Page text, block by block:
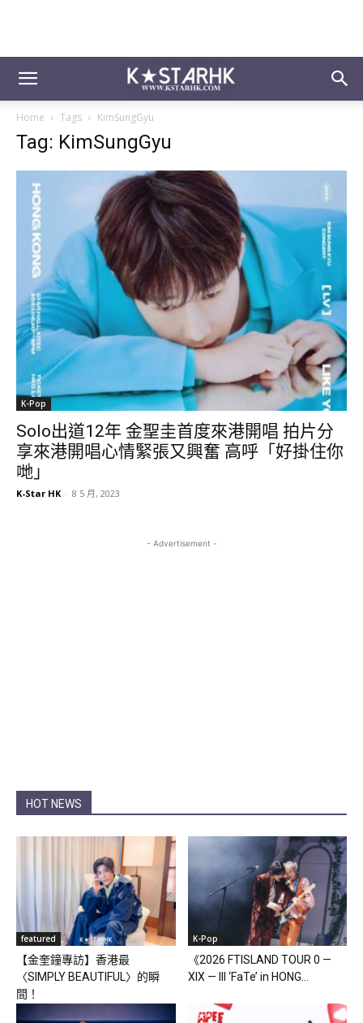
Home Tags KimSungGyu
Tag: KimSungGyu
K-Pop
Solo出道12年 金聖圭首度來港開唱 拍片分
享來港開唱心情緊張又興奮 高呼「好掛住你
哋」
K-Star HK - 8 5 月, 2023
- Advertisement -
HOT NEWS
featured
【金奎鐘專訪】香港最
〈SIMPLY BEAUTIFUL〉的瞬
間！
K-Pop
《2026 FTISLAND TOUR 0 —
XIX — III ‘FaTe’ in HONG...